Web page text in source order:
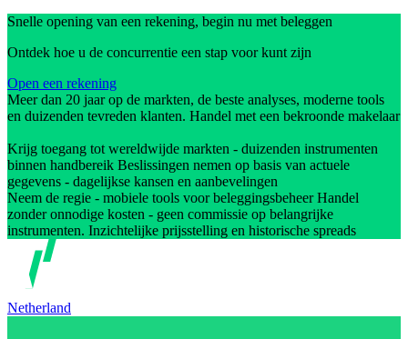
Snelle opening van een rekening, begin nu met beleggen
Ontdek hoe u de concurrentie een stap voor kunt zijn
Open een rekening
Meer dan 20 jaar op de markten, de beste analyses, moderne tools
en duizenden tevreden klanten. Handel met een bekroonde makelaar
Krijg toegang tot wereldwijde markten - duizenden instrumenten
binnen handbereik Beslissingen nemen op basis van actuele
gegevens - dagelijkse kansen en aanbevelingen
Neem de regie - mobiele tools voor beleggingsbeheer Handel
zonder onnodige kosten - geen commissie op belangrijke
instrumenten. Inzichtelijke prijsstelling en historische spreads
Netherland